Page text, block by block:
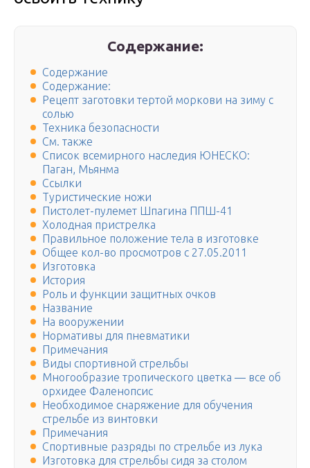
Содержание:
Содержание
Содержание:
Рецепт заготовки тертой моркови на зиму с
солью
Техника безопасности
См. также
Список всемирного наследия ЮНЕСКО:
Паган, Мьянма
Ссылки
Туристические ножи
Пистолет-пулемет Шпагина ППШ-41
Холодная пристрелка
Правильное положение тела в изготовке
Общее кол-во просмотров с 27.05.2011
Изготовка
История
Роль и функции защитных очков
Название
На вооружении
Нормативы для пневматики
Примечания
Виды спортивной стрельбы
Многообразие тропического цветка — все об
орхидее Фаленопсис
Необходимое снаряжение для обучения
стрельбе из винтовки
Примечания
Спортивные разряды по стрельбе из лука
Изготовка для стрельбы сидя за столом